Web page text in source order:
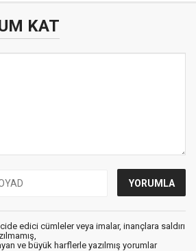
KAT
edici cümleler veya imalar, inançlara saldırı
ve büyük harflerle yazılmış yorumlar